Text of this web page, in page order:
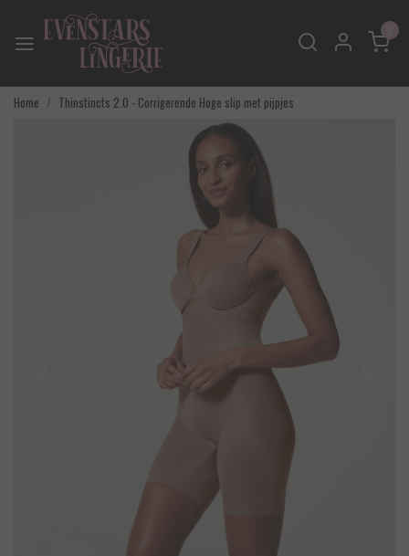
Home Thinstincts 2.0 - Corrigerende Hoge slip met pijpjes